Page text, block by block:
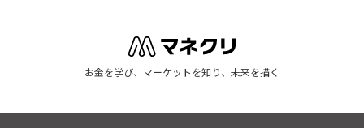
お金を学び、マーケットを知り、未来を描く